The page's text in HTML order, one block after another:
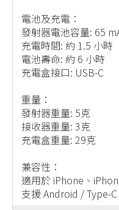
電池及充電：
發射器電池容量: 65
充電時間: 約 1.5 小時
電池壽命: 約 6 小時
充電盒接口: USB-C
重量：
發射器重量: 5克
接收器重量: 3克
充電盒重量: 29克
兼容性：
適用於 iPhone、
支援 Android / Type-